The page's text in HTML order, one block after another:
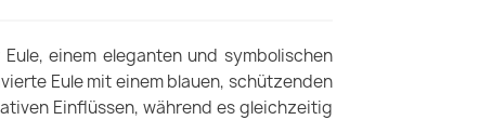
einem eleganten und symbolischen
Eule mit einem blauen, schützenden
Einflüssen, während es gleichzeitig